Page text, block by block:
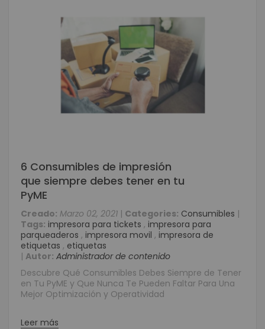
6 Consumibles de impresión
que siempre debes tener en tu
PyME
Creado: Marzo 02, 2021 | Categories: Consumibles |
Tags: impresora para tickets , impresora para
parqueaderos , impresora movil , impresora de
etiquetas , etiquetas
| Autor: Administrador de contenido
Descubre Qué Consumibles Debes Siempre de Tener
en Tu PyME y Que Nunca Te Pueden Faltar Para Una
Mejor Optimización y Operatividad
Leer más